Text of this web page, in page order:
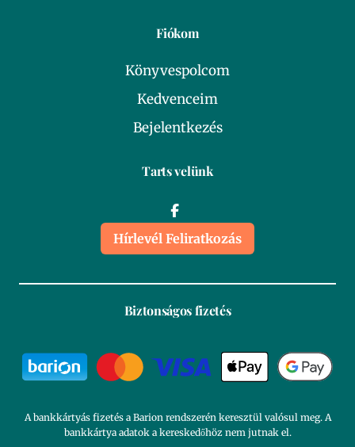
Fiókom
Könyvespolcom
Kedvenceim
Bejelentkezés
Tarts velünk
Hírlevél Feliratkozás
Biztonságos fizetés
A bankkártyás fizetés a Barion rendszerén keresztül valósul meg. A
bankkártya adatok a kereskedőhöz nem jutnak el.